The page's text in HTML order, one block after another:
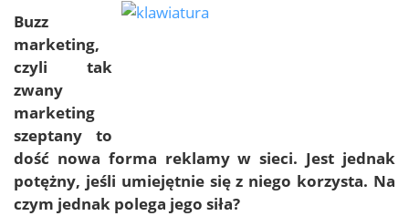
Buzz
marketing,
czyli tak
zwany
marketing
szeptany to
dość nowa forma reklamy w sieci. Jest jednak
potężny, jeśli umiejętnie się z niego korzysta. Na
czym jednak polega jego siła?